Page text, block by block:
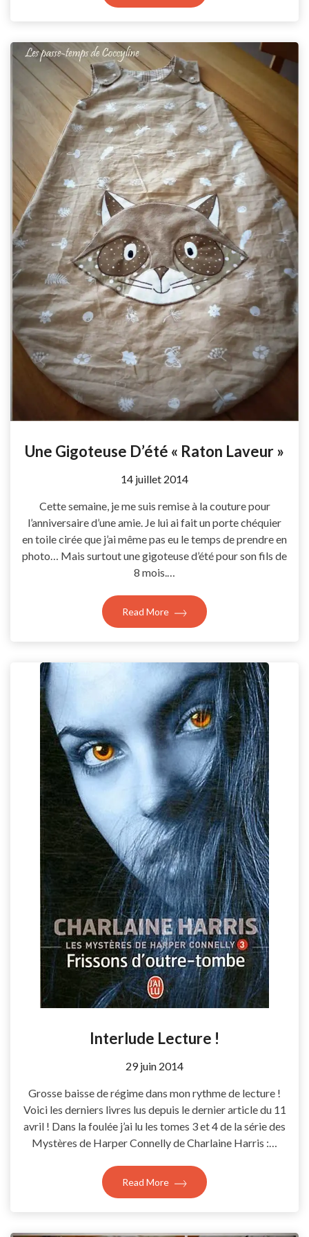
Une Gigoteuse D’été « Raton Laveur »
by
14 juillet 2014
Cette semaine, je me suis remise à la couture pour
l’anniversaire d’une amie. Je lui ai fait un porte chéquier
en toile cirée que j’ai même pas eu le temps de prendre en
photo… Mais surtout une gigoteuse d’été pour son fils de
8 mois.…
Read More
Interlude Lecture !
by
29 juin 2014
Grosse baisse de régime dans mon rythme de lecture !
Voici les derniers livres lus depuis le dernier article du 11
avril ! Dans la foulée j’ai lu les tomes 3 et 4 de la série des
Mystères de Harper Connelly de Charlaine Harris :…
Read More